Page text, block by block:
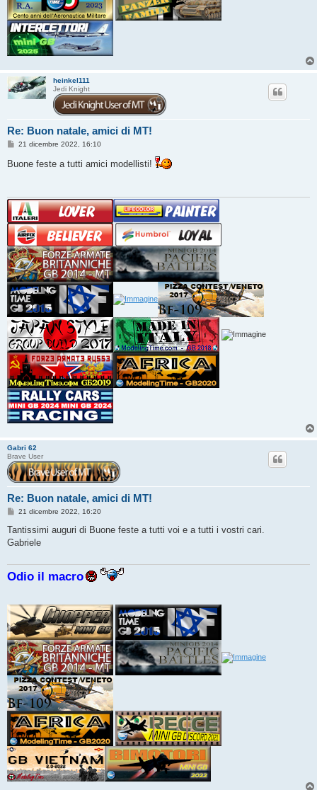
heinkel111
Jedi Knight
Re: Buon natale, amici di MT!
M
s
i
o
21 dicembre 2022, 16:10
Buone feste a tutti amici modellisti!
Gabri 62
Brave User
Re: Buon natale, amici di MT!
M
s
a
o
21 dicembre 2022, 16:20
Tantissimi auguri di Buone feste a tutti voi e a tutti i vostri cari.
Gabriele
Odio il macro